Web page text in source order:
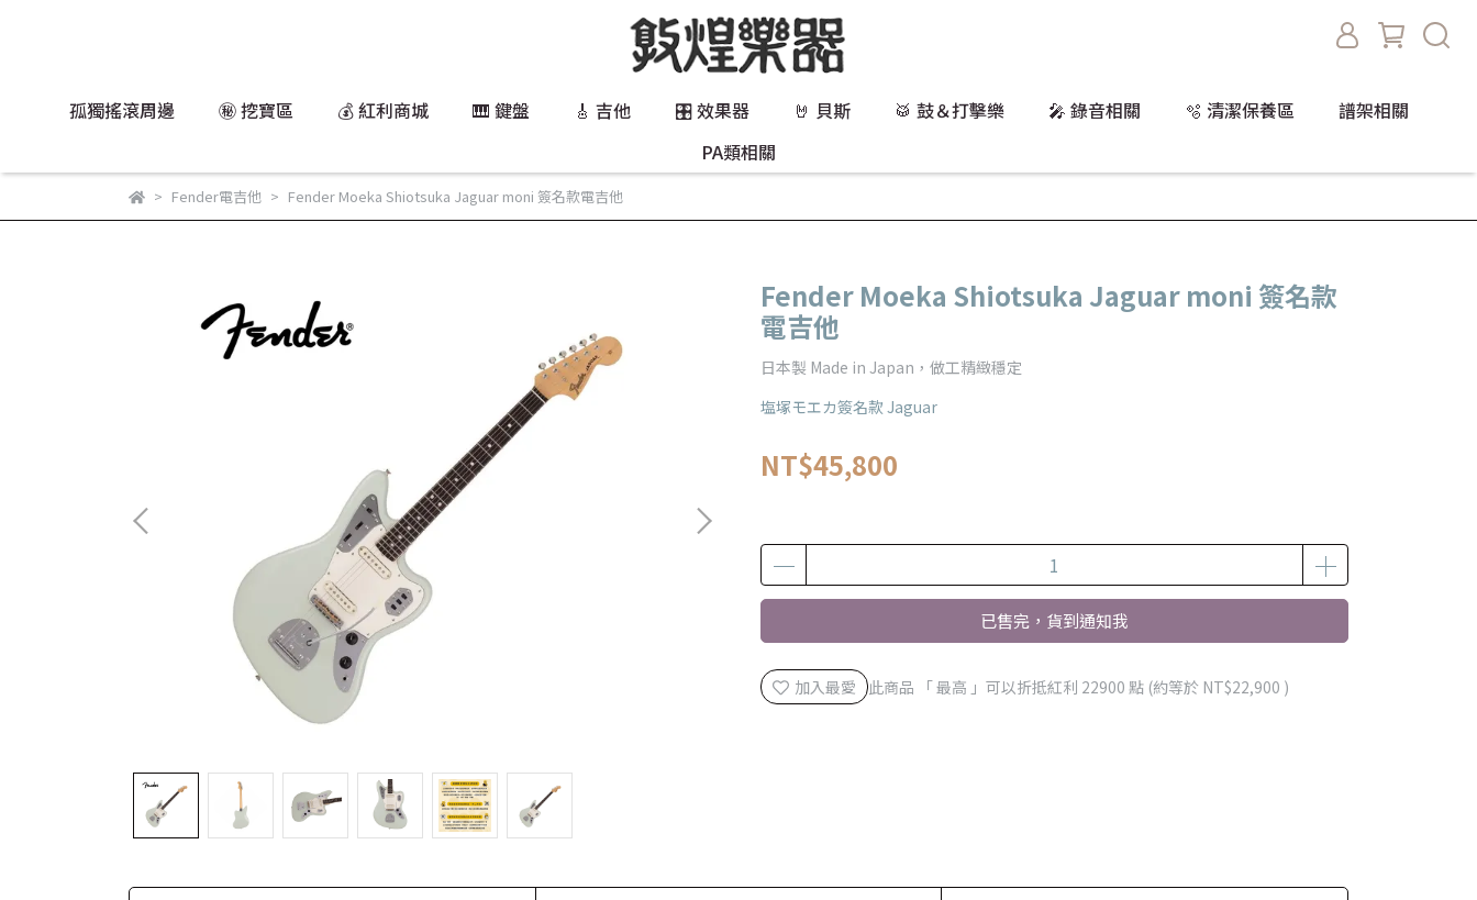
孤獨搖滾周邊 ㊙️ 挖寶區 💰 紅利商城 🎹 鍵盤 🎸 吉他 🎛️ 效果器 🤘 貝斯 🥁 鼓＆打擊樂 🎤 錄音相關 🫧 清潔保養區
譜架相關
PA類相關
Fender電吉他 Fender Moeka Shiotsuka Jaguar moni 簽名款電吉他
Fender Moeka Shiotsuka Jaguar moni 簽名款
電吉他
日本製 Made in Japan，做工精緻穩定
塩塚モエカ簽名款 Jaguar
NT$45,800
已售完，貨到通知我
加入最愛 此商品 「 最高 」可以折抵紅利 22900 點 (約等於 NT$22,900 )